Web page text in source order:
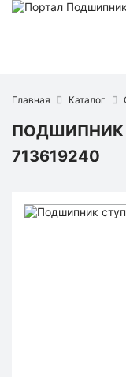
Главная Каталог
ПОДШИПНИК
713619240